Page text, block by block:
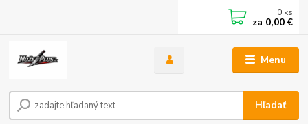
Menu
Hľadať
0 ks
za 0,00 €